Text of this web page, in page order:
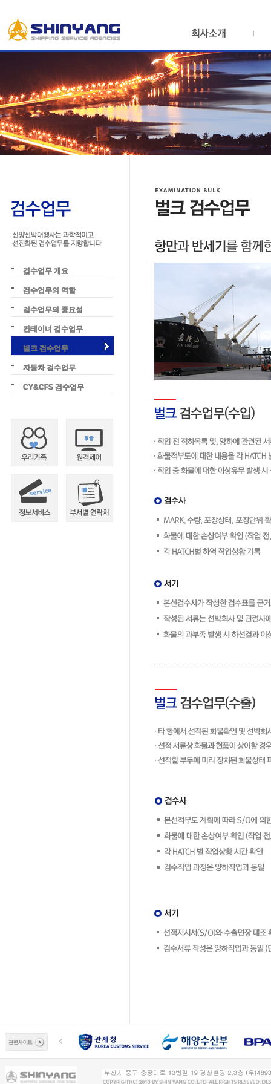
검수업무 개요
검수업무의 역할
검수업무의 중요성
컨테이너 검수업무
벌크 검수업무
자동차 검수업무
CY&CFS 검수업무